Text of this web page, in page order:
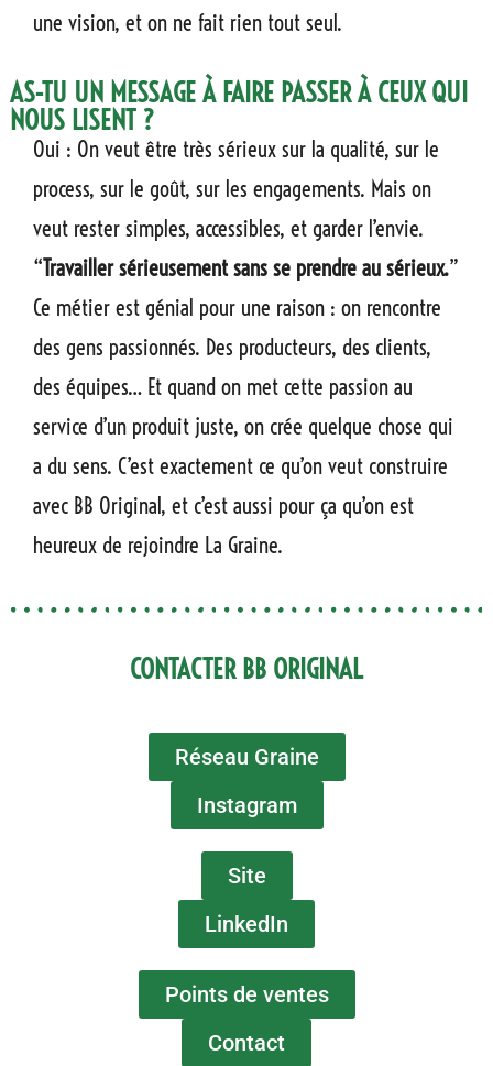
une vision, et on ne fait rien tout seul.
AS-TU UN MESSAGE À FAIRE PASSER À CEUX QUI
NOUS LISENT ?
Oui : On veut être très sérieux sur la qualité, sur le
process, sur le goût, sur les engagements. Mais on
veut rester simples, accessibles, et garder l’envie.
“Travailler sérieusement sans se prendre au sérieux.”
Ce métier est génial pour une raison : on rencontre
des gens passionnés. Des producteurs, des clients,
des équipes… Et quand on met cette passion au
service d’un produit juste, on crée quelque chose qui
a du sens. C’est exactement ce qu’on veut construire
avec BB Original, et c’est aussi pour ça qu’on est
heureux de rejoindre La Graine.
CONTACTER BB ORIGINAL
Réseau Graine
Instagram
Site
LinkedIn
Points de ventes
Contact